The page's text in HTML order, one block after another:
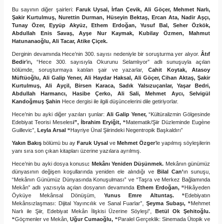
Bu sayının diğer şairleri: Faruk Uysal, İrfan Çevik, Ali Göçer, Mehmet Narlı,
Şakir Kurtulmuş, Nurettin Durman, Hüseyin Bektaş, Ercan Ata, Nadir Aşçı,
Tunay Özer, Eyyüp Akyüz, Ethem Erdoğan, Yusuf Bal, Seher Özkök,
Abdullah Enis Savaş, Ayşe Nur Kaymak, Kubilay Özmen, Mahmut
Hatunanaoğlu, Ali Tacar, Atike Çiçek.
Derginin devamında Hece’nin 300. sayısı nedeniyle bir soruşturma yer alıyor. Âtıf
Bedir’in, “Hece 300. sayısıyla Okurunu Selamlıyor” adlı sunuşuyla açılan
bölümde, soruşturmaya katılan şair ve yazarlar,Cahit Koytak, Atasoy
Müftüoğlu, Ali Galip Yener, Ali Haydar Haksal, Ali Göçer, Cihan Aktaş, Şakir
Kurtulmuş, Ali Ayçil, Birsen Karaca, Sadık Yalsızuçanlar, Yaşar Bedri,
Abdullah Harmancı, Hasibe Çerko, Ali Sali, Mehmet Aycı, Selvigül
Kandoğmuş Şahin Hece dergisi ile ilgili düşüncelerini dile getiriyorlar.
Hece’nin bu ayki diğer yazıları şunlar: Ali Galip Yener, “Kültüralizmin Gölgesinde
Edebiyat Teorisi Meselesi”, İbrahim Eryiğit, “Matematik/Şiir Düzleminde Eugène
Guillevic”, Leyla Arsal “Hayriye Ünal Şiirindeki Negentropik Başkaldırı”
Yakın Bakış bölümü bu ayFaruk Uysalve Mehmet Özger’le yapılmış söyleşilerin
yanı sıra son çıkan kitapları üzerine yazılara ayrılmış.
Hece’nin bu ayki dosya konusu: Mekânı Yeniden Düşünmek. Mekânın günümüz
dünyasının değişen koşullarında yeniden ele alındığı ve Bilal Can’ın sunuşu,
“Mekânın Günümüz Dünyasında Konuşulması” ve “Taşra ve Merkez Bağlamında
Mekân” adlı yazısıyla açılan dosyanın devamında Ethem Erdoğan, “Hikâyeden
Öyküye Mekânsal Dönüşüm, Yunus Emre Altuntaş. “Edebiyatın
Mekânsızlaşması: Dijital Yayıncılık ve Sanal Fuarlar”,Şeyma Subaşı, “Mehmet
Narlı ile Şiir, Edebiyat Mekân İlişkisi Üzerine Söyleşi”,Betül Ok Şehitoğlu.
“Göçmenler ve Mekân,Uğur Cumaoğlu, “Paralel Gerçeklik: Sinemada Ütopik ve